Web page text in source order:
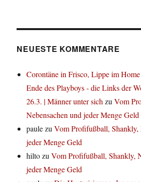
NEUESTE KOMMENTARE
Corontäne in Frisco, Lippe im
Ende des Playboys - die Links der
26.3. | Männer unter sichzuVom
Nebensachen und jeder Menge Geld
paulezuVom Profifußball, Shankly,
jeder Menge Geld
hiltozuVom Profifußball, Shankly,
jeder Menge Geld